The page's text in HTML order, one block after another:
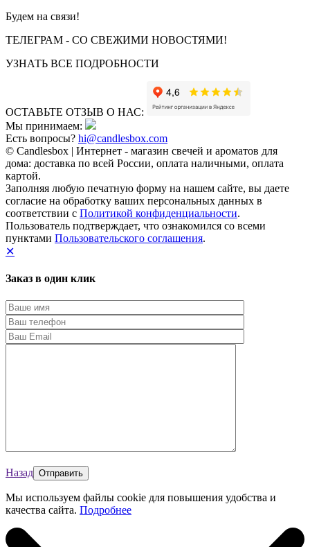
Будем на связи!
ТЕЛЕГРАМ - СО СВЕЖИМИ НОВОСТЯМИ!
УЗНАТЬ ВСЕ ПОДРОБНОСТИ
ОСТАВЬТЕ ОТЗЫВ О НАС:
Мы принимаем:
Есть вопросы? hi@candlesbox.com
© Candlesbox | Интернет - магазин свечей и ароматов для
дома: доставка по всей России, оплата наличными, оплата
картой.
Заполняя любую печатную форму на нашем сайте, вы даете
согласие на обработку ваших персональных данных в
соответствии с Политикой конфиденциальности.
Пользователь подтверждает, что ознакомился со всеми
пунктами Пользовательского соглашения.
✕
Заказ в один клик
Назад
Мы используем файлы cookie для повышения удобства и
качества сайта. Подробнее